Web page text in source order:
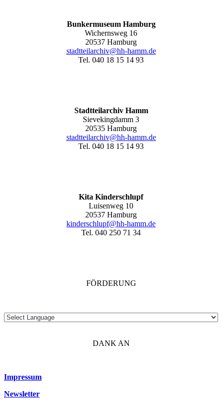
Bunkermuseum Hamburg
Wichernsweg 16
20537 Hamburg
stadtteilarchiv@hh-hamm.de
Tel. 040 18 15 14 93
Stadtteilarchiv Hamm
Sievekingdamm 3
20535 Hamburg
stadtteilarchiv@hh-hamm.de
Tel. 040 18 15 14 93
Kita Kinderschlupf
Luisenweg 10
20537 Hamburg
kinderschlupf@hh-hamm.de
Tel. 040 250 71 34
FÖRDERUNG
DANK AN
Impressum
Newsletter